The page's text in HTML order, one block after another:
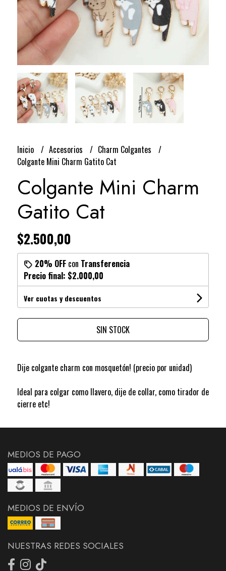
Inicio Accesorios
Charm Colgantes
Colgante Mini Charm Gatito Cat
Colgante Mini Charm
Gatito Cat
$2.500,00
20% OFFcon Transferencia
Precio final: $2.000,00
Ver cuotas y descuentos
SIN STOCK
Dije colgante charm con mosquetón! (precio por unidad)
Ideal para colgar como llavero, dije de collar, como tirador de
cierre etc!
MEDIOS DE PAGO
MEDIOS DE ENVÍO
NUESTRAS REDES SOCIALES